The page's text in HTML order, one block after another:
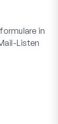
in
Listen